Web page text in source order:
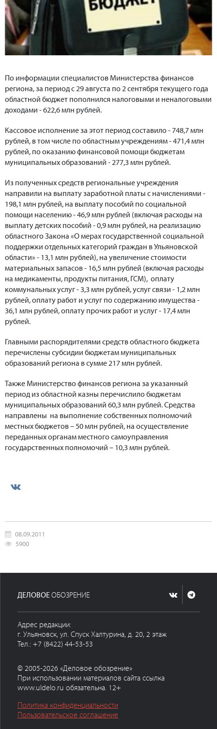
По информации специалистов Министерства финансов
региона, за период с 29 августа по 2 сентября текущего года
областной бюджет пополнился налоговыми и неналоговыми
доходами - 622,6 млн рублей.
Кассовое исполнение за этот период составило - 748,7 млн
рублей, в том числе по областным учреждениям - 471,4 млн
рублей, по оказанию финансовой помощи бюджетам
муниципальных образований - 277,3 млн рублей.
Из полученных средств региональные учреждения
направили на выплату заработной платы с начислениями -
198,1 млн рублей, на выплату пособий по социальной
помощи населению - 46,9 млн рублей (включая расходы на
выплату детских пособий - 0,9 млн рублей, на реализацию
областного Закона «О мерах государственной социальной
поддержки отдельных категорий граждан в Ульяновской
области» - 13,1 млн рублей), на увеличение стоимости
материальных запасов - 16,5 млн рублей (включая расходы
на медикаменты, продукты питания, ГСМ), оплату
коммунальных услуг - 3,3 млн рублей, услуг связи - 1,2 млн
рублей, оплату работ и услуг по содержанию имущества -
36,1 млн рублей, оплату прочих работ и услуг - 17,4 млн
рублей.
Главными распорядителями средств областного бюджета
перечислены субсидии бюджетам муниципальных
образований региона в сумме 217 млн рублей.
Также Министерство финансов региона за указанный
период из областной казны перечислило бюджетам
муниципальных образований 60,3 млн рублей. Средства
направлены на выполнение собственных полномочий
местных бюджетов – 50 млн рублей, на осуществление
переданных органам местного самоуправления
государственных полномочий – 10,3 млн рублей.
08.09.2011
5900
ДЕЛОВОЕ ОБОЗРЕНИЕ
Адрес редакции:
г. Ульяновск, ул. Спуск Халтурина, д. 20, 2 этаж
Тел.: +7 (8422) 44-53-53
© 2005-2026 «Деловое обозрение»
При использовании материалов сайта ссылка
www.uldelo.ru обязательна. 12+
Политика конфиденциальности
Пользовательское соглашение